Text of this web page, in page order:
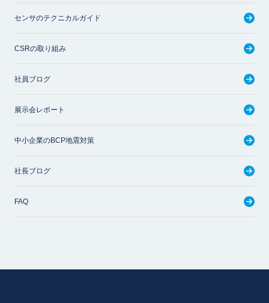
センサのテクニカルガイド
CSRの取り組み
社員ブログ
展示会レポート
中小企業のBCP地震対策
社長ブログ
FAQ